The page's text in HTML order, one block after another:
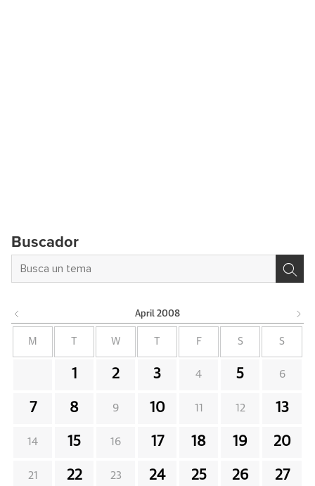
Buscador
April 2008
M W F S S
1 2 3 4 5 6
7 8 9 10 11 12 13
14 15 16 17 18 19 20
21 22 23 24 25 26 27